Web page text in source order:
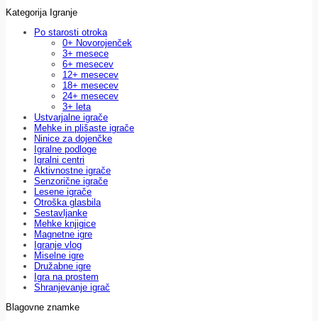
Kategorija Igranje
Po starosti otroka
0+ Novorojenček
3+ mesece
6+ mesecev
12+ mesecev
18+ mesecev
24+ mesecev
3+ leta
Ustvarjalne igrače
Mehke in plišaste igrače
Ninice za dojenčke
Igralne podloge
Igralni centri
Aktivnostne igrače
Senzorične igrače
Lesene igrače
Otroška glasbila
Sestavljanke
Mehke knjigice
Magnetne igre
Igranje vlog
Miselne igre
Družabne igre
Igra na prostem
Shranjevanje igrač
Blagovne znamke